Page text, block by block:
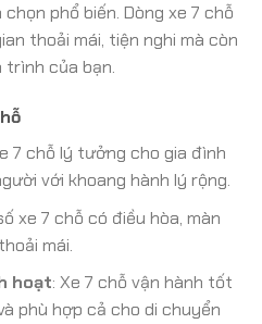
phổ biến. Dòng xe 7 chỗ
thoải mái, tiện nghi mà còn
trình của bạn.
7 chỗ lý tưởng cho gia đình
với khoang hành lý rộng.
xe 7 chỗ có điều hòa, màn
mái.
hoạt: Xe 7 chỗ vận hành tốt
phù hợp cả cho di chuyển